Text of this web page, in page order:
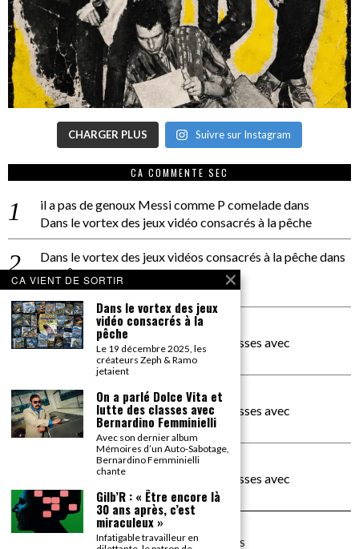
CHARGER PLUS Suivre sur Instagram
CA COMMENTE SEC
il a pas de genoux Messi comme P comeladedans
Dans le vortex des jeux vidéo consacrés à la pêche
Dans le vortex des jeux vidéos consacrés à la pêchedans
PACÔME THIELLEMENT
La séance d’Hip Gnose
La Patrie
dans
On a parlé Dolce Vita et lutte des classes avec
Bernardino Femminielli
carte noire negra à l'o tiededans
On a parlé Dolce Vita et lutte des classes avec
Bernardino Femminielli
moise et son mascarédans
On a parlé Dolce Vita et lutte des classes avec
Bernardino Femminielli
©2026TOUS DROITS RÉSERVÉS
CA VIENT DE SORTIR
Dans le vortex des jeux
vidéo consacrés à la
pêche
Le 19 décembre 2025, les
créateurs Zeph & Ramo
jetaient
On a parlé Dolce Vita et
lutte des classes avec
Bernardino Femminielli
Avec son dernier album
Mémoires d’un Auto-Sabotage,
Bernardino Femminielli
chante
Gilb’R : « Être encore là
30 ans après, c’est
miraculeux »
Infatigable travailleur en